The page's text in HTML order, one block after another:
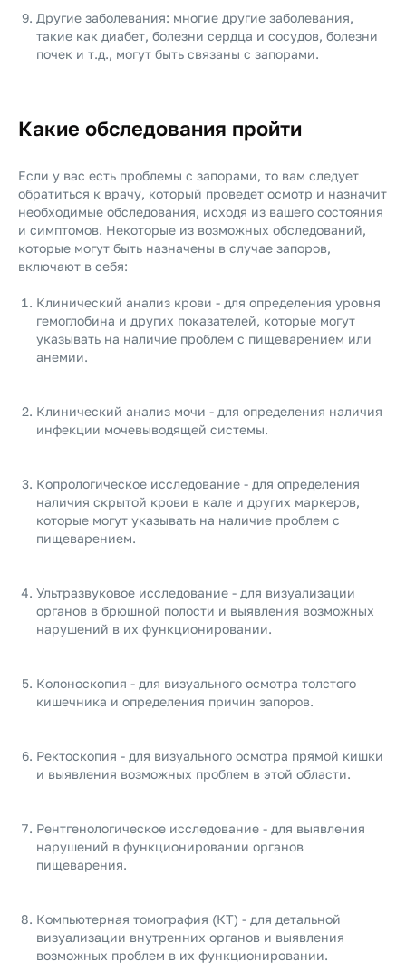
Другие заболевания: многие другие заболевания,
такие как диабет, болезни сердца и сосудов, болезни
почек и т.д., могут быть связаны с запорами.
Какие обследования пройти
Если у вас есть проблемы с запорами, то вам следует
обратиться к врачу, который проведет осмотр и назначит
необходимые обследования, исходя из вашего состояния
и симптомов. Некоторые из возможных обследований,
которые могут быть назначены в случае запоров,
включают в себя:
Клинический анализ крови - для определения уровня
гемоглобина и других показателей, которые могут
указывать на наличие проблем с пищеварением или
анемии.
Клинический анализ мочи - для определения наличия
инфекции мочевыводящей системы.
Копрологическое исследование - для определения
наличия скрытой крови в кале и других маркеров,
которые могут указывать на наличие проблем с
пищеварением.
Ультразвуковое исследование - для визуализации
органов в брюшной полости и выявления возможных
нарушений в их функционировании.
Колоноскопия - для визуального осмотра толстого
кишечника и определения причин запоров.
Ректоскопия - для визуального осмотра прямой кишки
и выявления возможных проблем в этой области.
Рентгенологическое исследование - для выявления
нарушений в функционировании органов
пищеварения.
Компьютерная томография (КТ) - для детальной
визуализации внутренних органов и выявления
возможных проблем в их функционировании.